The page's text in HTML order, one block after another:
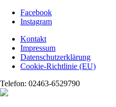
Facebook
Instagram
Kontakt
Impressum
Datenschutzerklärung
Cookie-Richtlinie (EU)
Telefon: 02463-6529790